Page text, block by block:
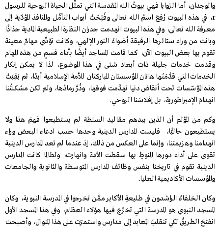
والوجدان، أما الزوايا فهي بيوتُ الله المقدسة التي تمثِّل الحياة الروحية للرسول
r، في هذه البيوت رُفِعَ اسمُ الله تعالى وفُتِحَتْ أبواب التأمُّل والمنافذ المؤدّية إلى
معرفة الله تعالى، وفي هذه البيوت انهدمت جدران النظرة الطبيعية المادية جذاذًا
وبانت من وراء ستائرها الرقيقة أضواءُ النور الإلهي، وكانت تؤدِّي مهامّ معينة
تقوم بها بعض البيوت الآن، كما قامت المساجد أيضًا بأداء قسمٍ من هذه المهام
وقدمت خدمات جليلة ذات أبعاد شتى في هذا الموضوع، لذا لا يمكن إنكار
الخدمات التي قدَّمَتْها هاتان المؤسستان المباركتان للأمة الإسلامية أبدًا، ثم بَقِيَتْ
هذه المؤسّسات تحت أنقاض دنيا تهدَّمت فوقها، وذُرَّ رمادُها، ولم تكن مشكلتُنا
انهدامَ الإمبراطورية، بل إفلاسَنا الروحي.
وكم من المؤلم أن الذين بيدهم مقاليد السلطة لم يستطيعوا فهمَ هذا ولا
يستطيعون حاليًّا، فليست المدارس الدينية وحدها حسب ادعاء البعض وراء
انهدامنا وهزيمتنا، وإنما على العكس من ذلك، إذ عندما لم تعد المدارس الدينية
تقوى على أداء دورها المنوطِ بها سقطت الأمة وانهارت، ولطالما كانت المدارس
الدينية تقوم في تاريخنا بنفس وظائف المدارس المتوسطة والثانوية والجامعات
والمؤسسات الأكاديمية العليا.
وكان الخلفاءُ الراشدون في طليعةِ الأكابر ممَّن تخرجوا في المدرسة النبوية، وكان
المسجد النبوي هو المدرسة التي تخرَّجَ فيها هؤلاء العظام، وفي هذا المسجد الأول
انفتحَ الطريقُ لكي تنقلبَ المعابد إلى مدارس واستمرّت على هذا المنوال، وأصبحت